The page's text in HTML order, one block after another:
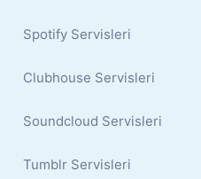
Spotify Servisleri
Clubhouse Servisleri
Soundcloud Servisleri
Tumblr Servisleri